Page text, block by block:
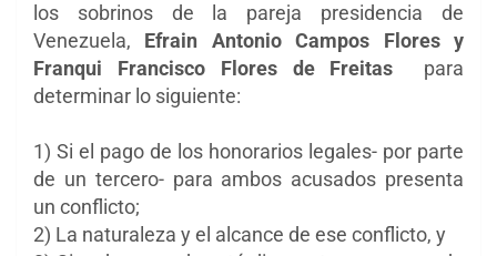
los sobrinos de la pareja presidencia de
Venezuela, Efrain Antonio Campos Flores y
Franqui Francisco Flores de Freitas para
determinar lo siguiente:
1) Si el pago de los honorarios legales- por parte
de un tercero- para ambos acusados presenta
un conflicto;
2) La naturaleza y el alcance de ese conflicto, y